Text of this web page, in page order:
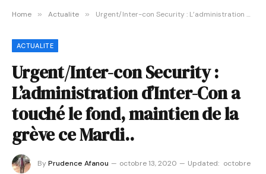
Home » Actualite » Urgent/Inter-con Security : L’administration d’Inter-Con a touché le fond, maintien de la grève ce Mardi..
ACTUALITE
Urgent/Inter-con Security :
L’administration d’Inter-Con a
touché le fond, maintien de la
grève ce Mardi..
ByPrudence Afanou octobre 13, 2020 Updated: octobre